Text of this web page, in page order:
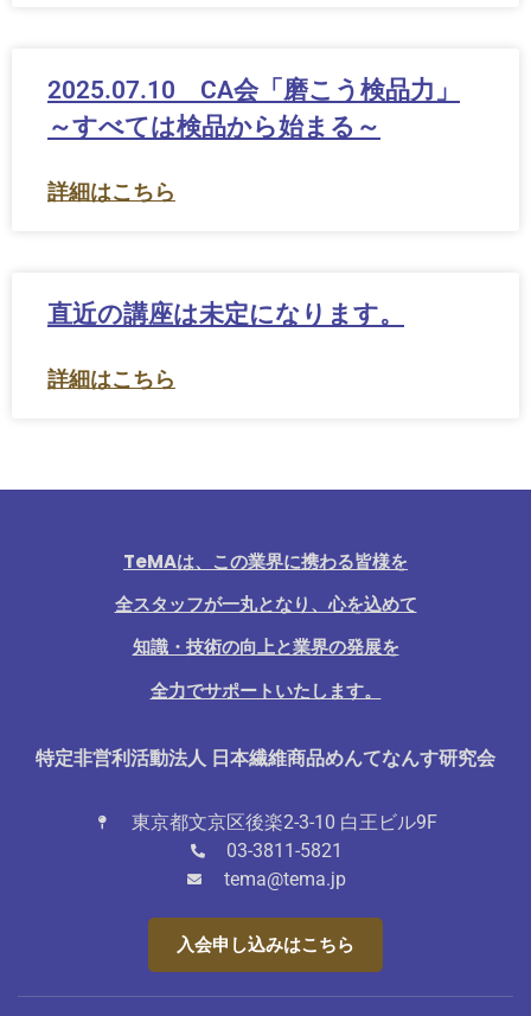
2025.07.10 CA会「磨こう検品力」
～すべては検品から始まる～
詳細はこちら
直近の講座は未定になります。
詳細はこちら
TeMAは、この業界に携わる皆様を
全スタッフが一丸となり、心を込めて
知識・技術の向上と業界の発展を
全力でサポートいたします。
特定非営利活動法人 日本繊維商品めんてなんす研究会
東京都文京区後楽2-3-10 白王ビル9F
03-3811-5821
tema@tema.jp
入会申し込みはこちら